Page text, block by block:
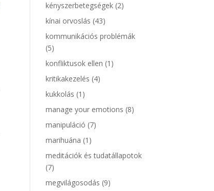
kényszerbetegségek (2)
kínai orvoslás (43)
kommunikációs problémák
(5)
konfliktusok ellen (1)
kritikakezelés (4)
kukkolás (1)
manage your emotions (8)
manipuláció (7)
marihuána (1)
meditációk és tudatállapotok
(7)
megvilágosodás (9)